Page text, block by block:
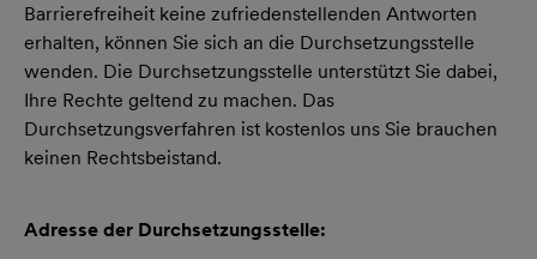
Barrierefreiheit keine zufriedenstellenden Antworten
erhalten, können Sie sich an die Durchsetzungsstelle
wenden. Die Durchsetzungsstelle unterstützt Sie dabei,
Ihre Rechte geltend zu machen. Das
Durchsetzungsverfahren ist kostenlos uns Sie brauchen
keinen Rechtsbeistand.
Adresse der Durchsetzungsstelle: